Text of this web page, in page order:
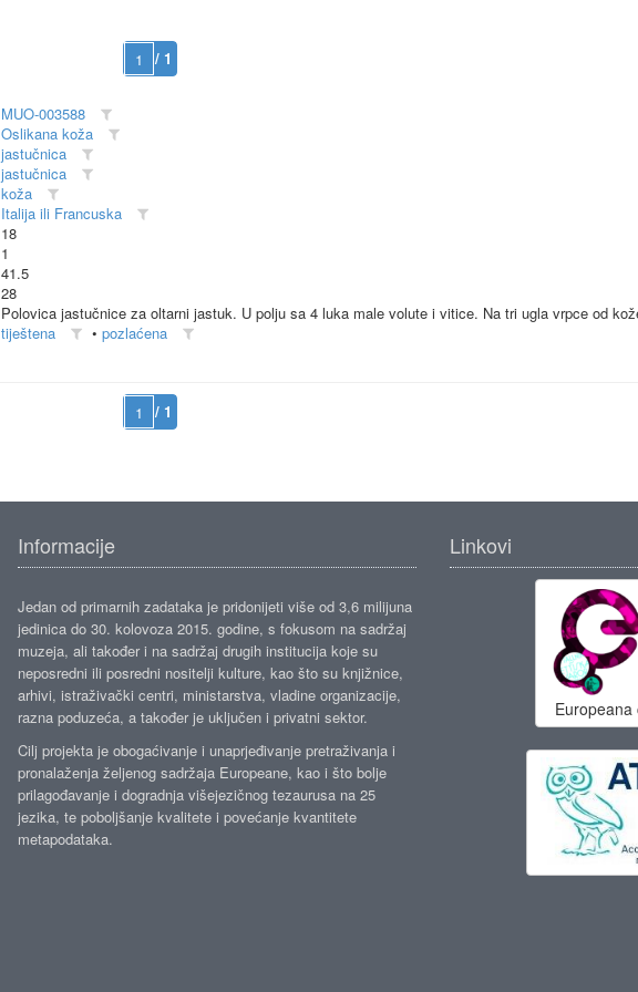
/ 1
MUO-003588
Oslikana koža
jastučnica
jastučnica
koža
Italija ili Francuska
18
1
41.5
28
Polovica jastučnice za oltarni jastuk. U polju sa 4 luka male volute i vitice. Na tri ugla vrpce od
tiještena • pozlaćena
/ 1
Informacije
Jedan od primarnih zadataka je pridonijeti više od 3,6 milijuna
jedinica do 30. kolovoza 2015. godine, s fokusom na sadržaj
muzeja, ali također i na sadržaj drugih institucija koje su
neposredni ili posredni nositelji kulture, kao što su knjižnice,
arhivi, istraživački centri, ministarstva, vladine organizacije,
razna poduzeća, a također je uključen i privatni sektor.
Cilj projekta je obogaćivanje i unaprjeđivanje pretraživanja i
pronalaženja željenog sadržaja Europeane, kao i što bolje
prilagođavanje i dogradnja višejezičnog tezaurusa na 25
jezika, te poboljšanje kvalitete i povećanje kvantitete
metapodataka.
Linkovi
Europeana